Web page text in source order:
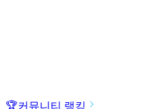
🏆커뮤니티 랭킹